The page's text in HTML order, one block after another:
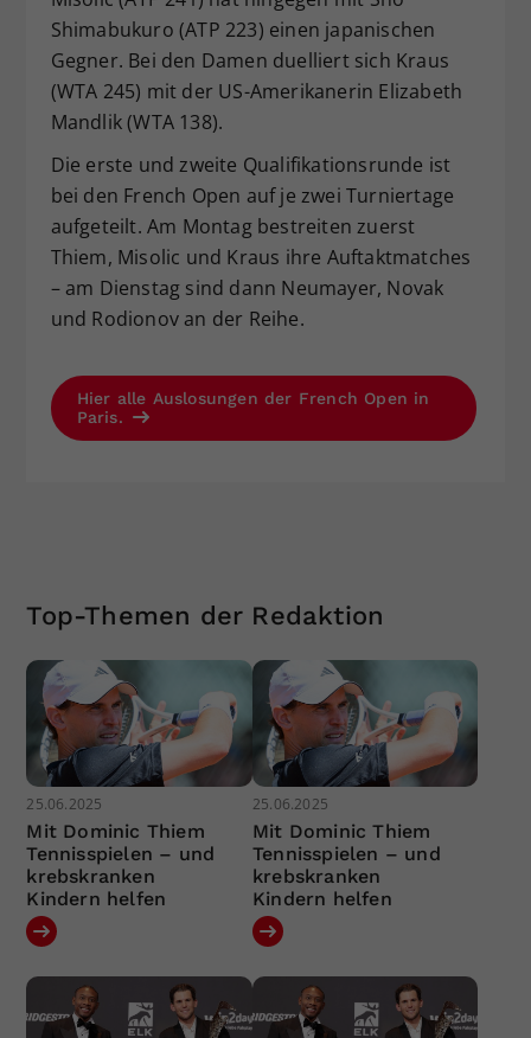
Shimabukuro (ATP 223) einen japanischen
Gegner. Bei den Damen duelliert sich Kraus
(WTA 245) mit der US-Amerikanerin Elizabeth
Mandlik (WTA 138).
Die erste und zweite Qualifikationsrunde ist
bei den French Open auf je zwei Turniertage
aufgeteilt. Am Montag bestreiten zuerst
Thiem, Misolic und Kraus ihre Auftaktmatches
– am Dienstag sind dann Neumayer, Novak
und Rodionov an der Reihe.
Hier alle Auslosungen der French Open in
Paris.
Top-Themen der Redaktion
25.06.2025
Mit Dominic Thiem
Tennisspielen – und
krebskranken
Kindern helfen
25.06.2025
Mit Dominic Thiem
Tennisspielen – und
krebskranken
Kindern helfen